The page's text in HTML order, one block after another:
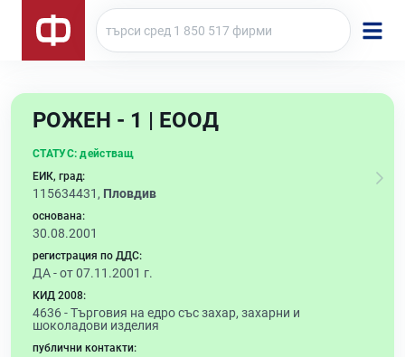
РОЖЕН - 1 | ЕООД
СТАТУС: действащ
ЕИК, град:
115634431, Пловдив
основана:
30.08.2001
регистрация по ДДС:
ДА - от 07.11.2001 г.
КИД 2008:
4636 -Търговия на едро със захар, захарни и
шоколадови изделия
публични контакти: